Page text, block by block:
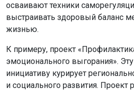
осваивают техники
выстраивать здоровый баланс
жизнью.
К примеру, проект
эмоционального выгорания».
инициативу курирует
и социального развития. Проект